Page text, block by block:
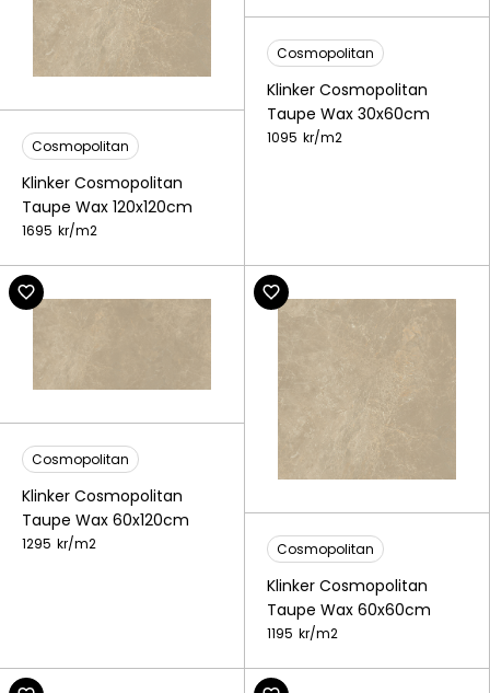
Cosmopolitan
Klinker Cosmopolitan
Taupe Wax 120x120cm
1695 kr/m2
Cosmopolitan
Klinker Cosmopolitan
Taupe Wax 30x60cm
1095 kr/m2
Cosmopolitan
Klinker Cosmopolitan
Taupe Wax 60x120cm
1295 kr/m2 Cosmopolitan
Klinker Cosmopolitan
Taupe Wax 60x60cm
1195 kr/m2